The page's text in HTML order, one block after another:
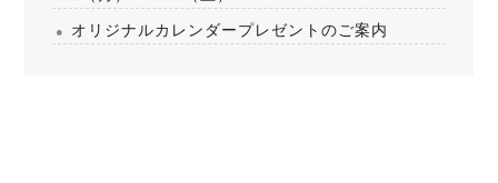
オリジナルカレンダープレゼントのご案内